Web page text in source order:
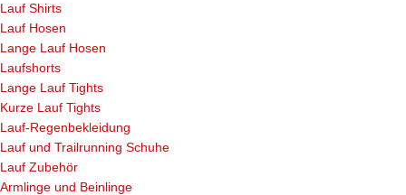
Lauf Shirts
Lauf Hosen
Lange Lauf Hosen
Laufshorts
Lange Lauf Tights
Kurze Lauf Tights
Lauf-Regenbekleidung
Lauf und Trailrunning Schuhe
Lauf Zubehör
Armlinge und Beinlinge